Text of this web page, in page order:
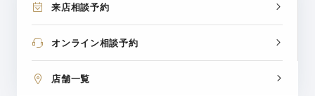
来店相談予約
オンライン相談予約
店舗一覧